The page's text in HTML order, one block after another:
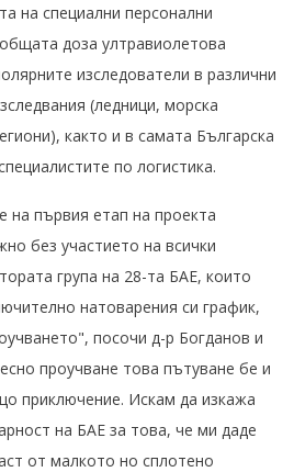
на специални персонални
доза ултравиолетова
изследователи в различни
(ледници, морска
както и в самата Българска
по логистика.
първия етап на проекта
без участието на всички
група на 28-та БАЕ, които
натоварения си график,
посочи д-р Богданов и
проучване това пътуване бе и
приключение. Искам да изкажа
на БАЕ за това, че ми даде
от малкото но сплотено